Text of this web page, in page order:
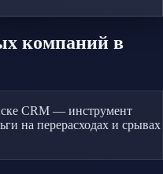
компаний в
CRM — инструмент
на перерасходах и срывах